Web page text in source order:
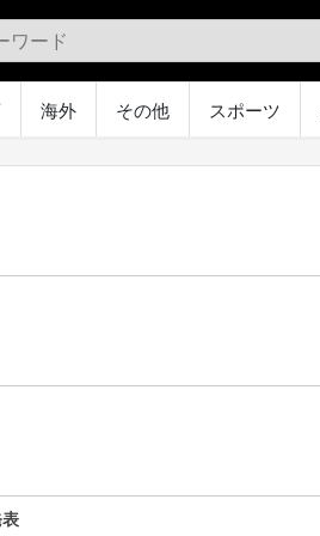
海外 その他 スポーツ